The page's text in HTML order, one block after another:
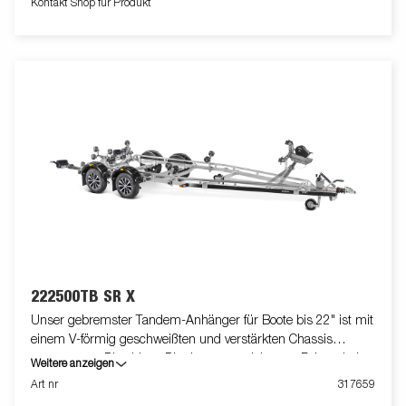
abweichen oder optionales Zubehör enthalten.
Kontakt Shop für Produkt
222500TB SR X
Unser gebremster Tandem-Anhänger für Boote bis 22" ist mit
einem V-förmig geschweißten und verstärkten Chassis
ausgestattet. Dies bietet Dir ein ausgezeichnetes Fahrverhalten.
Das feuerverzinkte Chassis gewährt Deinem Boot eine lange
Weitere anzeigen
Art nr
317659